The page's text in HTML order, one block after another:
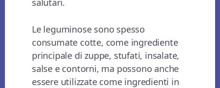
Le leguminose sono spesso
consumate cotte, come ingrediente
principale di zuppe, stufati, insalate,
salse e contorni, ma possono anche
essere utilizzate come ingredienti in